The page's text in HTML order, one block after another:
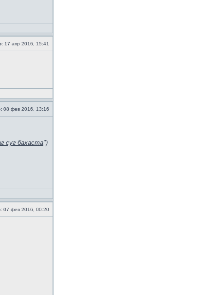
17 апр 2016, 15:41
08 фев 2016, 13:16
суг бахаста")
07 фев 2016, 00:20